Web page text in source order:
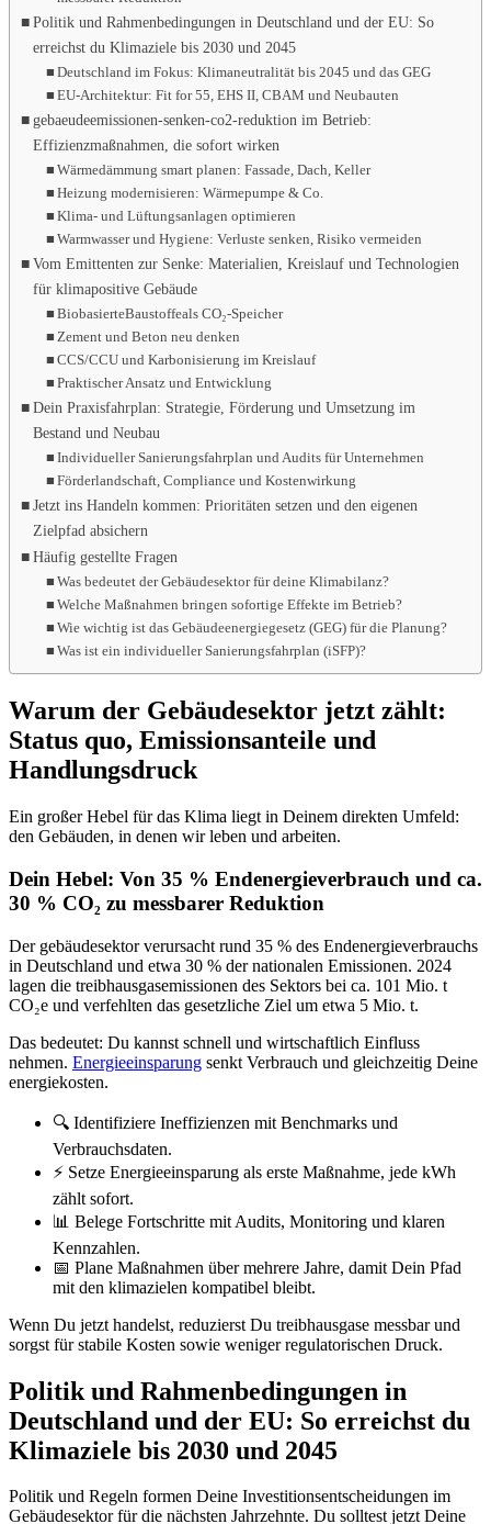
Politik und Rahmenbedingungen in Deutschland und der EU: So
erreichst du Klimaziele bis 2030 und 2045
Deutschland im Fokus: Klimaneutralität bis 2045 und das GEG
EU-Architektur: Fit for 55, EHS II, CBAM und Neubauten
gebaeudeemissionen-senken-co2-reduktion im Betrieb:
Effizienzmaßnahmen, die sofort wirken
Wärmedämmung smart planen: Fassade, Dach, Keller
Heizung modernisieren: Wärmepumpe & Co.
Klima- und Lüftungsanlagen optimieren
Warmwasser und Hygiene: Verluste senken, Risiko vermeiden
Vom Emittenten zur Senke: Materialien, Kreislauf und Technologien
für klimapositive Gebäude
BiobasierteBaustoffeals CO₂‑Speicher
Zement und Beton neu denken
CCS/CCU und Karbonisierung im Kreislauf
Praktischer Ansatz und Entwicklung
Dein Praxisfahrplan: Strategie, Förderung und Umsetzung im
Bestand und Neubau
Individueller Sanierungsfahrplan und Audits für Unternehmen
Förderlandschaft, Compliance und Kostenwirkung
Jetzt ins Handeln kommen: Prioritäten setzen und den eigenen
Zielpfad absichern
Häufig gestellte Fragen
Was bedeutet der Gebäudesektor für deine Klimabilanz?
Welche Maßnahmen bringen sofortige Effekte im Betrieb?
Wie wichtig ist das Gebäudeenergiegesetz (GEG) für die Planung?
Was ist ein individueller Sanierungsfahrplan (iSFP)?
Warum der Gebäudesektor jetzt zählt:
Status quo, Emissionsanteile und
Handlungsdruck
Ein großer Hebel für das Klima liegt in Deinem direkten Umfeld:
den Gebäuden, in denen wir leben und arbeiten.
Dein Hebel: Von 35 % Endenergieverbrauch und ca.
30 % CO₂ zu messbarer Reduktion
Der gebäudesektor verursacht rund 35 % des Endenergieverbrauchs
in Deutschland und etwa 30 % der nationalen Emissionen. 2024
lagen die treibhausgasemissionen des Sektors bei ca. 101 Mio. t
CO₂e und verfehlten das gesetzliche Ziel um etwa 5 Mio. t.
Das bedeutet: Du kannst schnell und wirtschaftlich Einfluss
nehmen. Energieeinsparung senkt Verbrauch und gleichzeitig Deine
energiekosten.
🔍 Identifiziere Ineffizienzen mit Benchmarks und
Verbrauchsdaten.
⚡ Setze Energieeinsparung als erste Maßnahme, jede kWh
zählt sofort.
📊 Belege Fortschritte mit Audits, Monitoring und klaren
Kennzahlen.
📅 Plane Maßnahmen über mehrere Jahre, damit Dein Pfad
mit den klimazielen kompatibel bleibt.
Wenn Du jetzt handelst, reduzierst Du treibhausgase messbar und
sorgst für stabile Kosten sowie weniger regulatorischen Druck.
Politik und Rahmenbedingungen in
Deutschland und der EU: So erreichst du
Klimaziele bis 2030 und 2045
Politik und Regeln formen Deine Investitionsentscheidungen im
Gebäudesektor für die nächsten Jahrzehnte. Du solltest jetzt Deine